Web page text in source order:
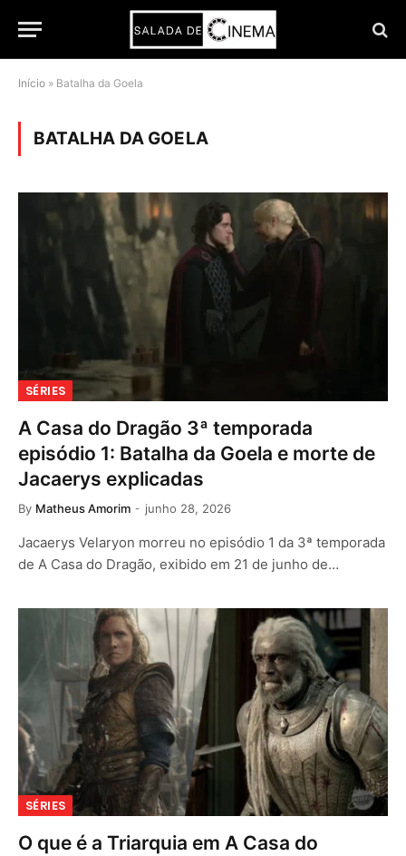
Início » Batalha da Goela
BATALHA DA GOELA
SÉRIES
A Casa do Dragão 3ª temporada
episódio 1: Batalha da Goela e morte de
Jacaerys explicadas
By Matheus Amorim junho 28, 2026
Jacaerys Velaryon morreu no episódio 1 da 3ª temporada
de A Casa do Dragão, exibido em 21 de junho de…
SÉRIES
O que é a Triarquia em A Casa do